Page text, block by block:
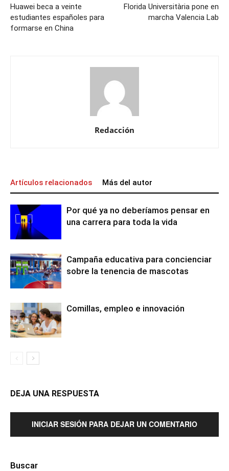
Huawei beca a veinte
estudiantes españoles para
formarse en China
Florida Universitària pone en
marcha Valencia Lab
Redacción
Artículos relacionados Más del autor
Por qué ya no deberíamos pensar en
una carrera para toda la vida
Campaña educativa para concienciar
sobre la tenencia de mascotas
Comillas, empleo e innovación
DEJA UNA RESPUESTA
INICIAR SESIÓN PARA DEJAR UN COMENTARIO
Buscar